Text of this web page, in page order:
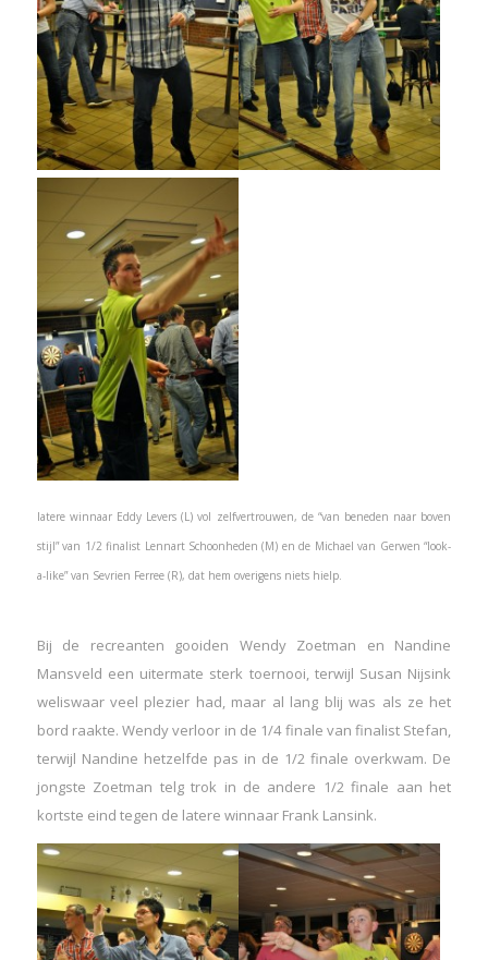
latere winnaar Eddy Levers (L) vol zelfvertrouwen, de “van beneden naar boven
stijl” van 1/2 finalist Lennart Schoonheden (M) en de Michael van Gerwen “look-
a-like” van Sevrien Ferree (R), dat hem overigens niets hielp.
Bij de recreanten gooiden Wendy Zoetman en Nandine
Mansveld een uitermate sterk toernooi, terwijl Susan Nijsink
weliswaar veel plezier had, maar al lang blij was als ze het
bord raakte. Wendy verloor in de 1/4 finale van finalist Stefan,
terwijl Nandine hetzelfde pas in de 1/2 finale overkwam. De
jongste Zoetman telg trok in de andere 1/2 finale aan het
kortste eind tegen de latere winnaar Frank Lansink.